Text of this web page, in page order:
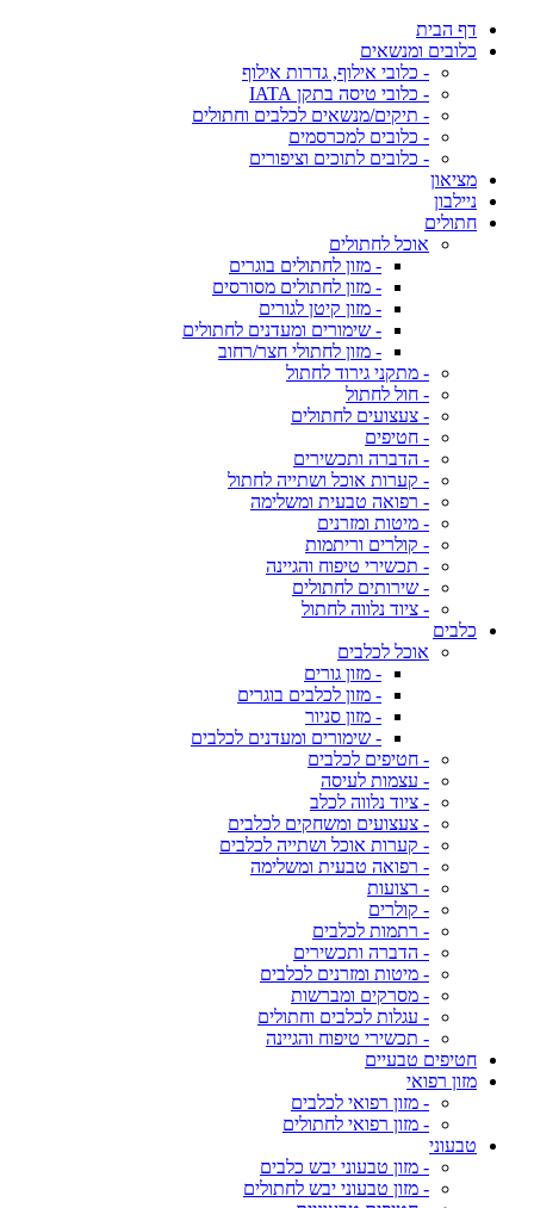
דף הבית
כלובים ומנשאים
- כלובי אילוף, גדרות אילוף
- כלובי טיסה בתקן IATA
- תיקים/מנשאים לכלבים וחתולים
- כלובים למכרסמים
- כלובים לתוכים וציפורים
מציאון
ניילבון
חתולים
אוכל לחתולים
- מזון לחתולים בוגרים
- מזון לחתולים מסורסים
- מזון קיטן לגורים
- שימורים ומעדנים לחתולים
- מזון לחתולי חצר/רחוב
- מתקני גירוד לחתול
- חול לחתול
- צעצועים לחתולים
- חטיפים
- הדברה ותכשירים
- קערות אוכל ושתייה לחתול
- רפואה טבעית ומשלימה
- מיטות ומזרנים
- קולרים וריתמות
- תכשירי טיפוח והגיינה
- שירותים לחתולים
- ציוד נלווה לחתול
כלבים
אוכל לכלבים
- מזון גורים
- מזון לכלבים בוגרים
- מזון סניור
- שימורים ומעדנים לכלבים
- חטיפים לכלבים
- עצמות לעיסה
- ציוד נלווה לכלב
- צעצועים ומשחקים לכלבים
- קערות אוכל ושתייה לכלבים
- רפואה טבעית ומשלימה
- רצועות
- קולרים
- רתמות לכלבים
- הדברה ותכשירים
- מיטות ומזרנים לכלבים
- מסרקים ומברשות
- עגלות לכלבים וחתולים
- תכשירי טיפוח והגיינה
חטיפים טבעיים
מזון רפואי
- מזון רפואי לכלבים
- מזון רפואי לחתולים
טבעוני
- מזון טבעוני יבש כלבים
- מזון טבעוני יבש לחתולים